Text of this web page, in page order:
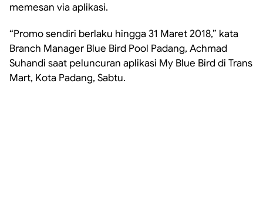
memesan via aplikasi.
“Promo sendiri berlaku hingga 31 Maret 2018,” kata
Branch Manager Blue Bird Pool Padang, Achmad
Suhandi saat peluncuran aplikasi My Blue Bird di Trans
Mart, Kota Padang, Sabtu.